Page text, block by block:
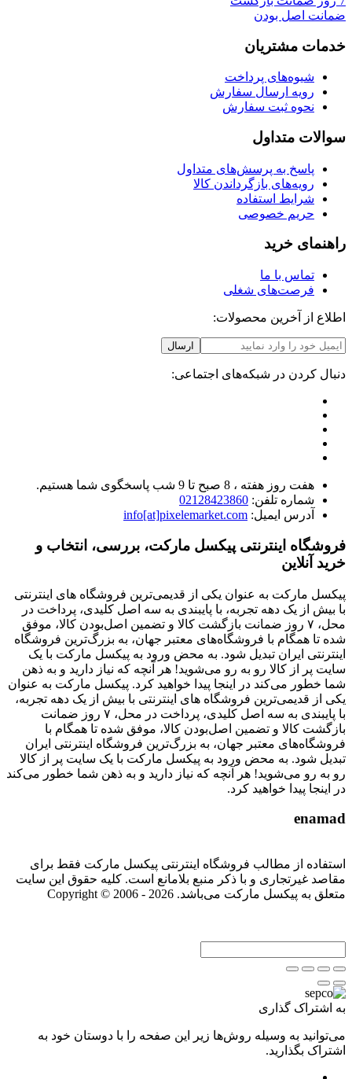
ضمانت اصل بودن
خدمات مشتریان
شیوه‌های پرداخت
رویه ارسال سفارش
نحوه ثبت سفارش
سوالات متداول
پاسخ به پرسش‌های متداول
رویه‌های بازگرداندن کالا
شرایط استفاده
حریم خصوصی
راهنمای خرید
تماس با ما
فرصت‌های شغلی
اطلاع از آخرین محصولات:
ارسال
دنبال کردن در شبکه‌های اجتماعی:
هفت روز هفته ، 8 صبح تا 9 شب پاسخگوی شما هستیم.
شماره تلفن: 02128423860
آدرس ایمیل: info[at]pixelemarket.com
فروشگاه اینترنتی پیکسل مارکت، بررسی، انتخاب و
خرید آنلاین
پیکسل مارکت به عنوان یکی از قدیمی‌ترین فروشگاه های اینترنتی
با بیش از یک دهه تجربه، با پایبندی به سه اصل کلیدی، پرداخت در
محل، ۷ روز ضمانت بازگشت کالا و تضمین اصل‌بودن کالا، موفق
شده تا همگام با فروشگاه‌های معتبر جهان، به بزرگ‌ترین فروشگاه
اینترنتی ایران تبدیل شود. به محض ورود به پیکسل مارکت با یک
سایت پر از کالا رو به رو می‌شوید! هر آنچه که نیاز دارید و به ذهن
شما خطور می‌کند در اینجا پیدا خواهید کرد. پیکسل مارکت به عنوان
یکی از قدیمی‌ترین فروشگاه های اینترنتی با بیش از یک دهه تجربه،
با پایبندی به سه اصل کلیدی، پرداخت در محل، ۷ روز ضمانت
بازگشت کالا و تضمین اصل‌بودن کالا، موفق شده تا همگام با
فروشگاه‌های معتبر جهان، به بزرگ‌ترین فروشگاه اینترنتی ایران
تبدیل شود. به محض ورود به پیکسل مارکت با یک سایت پر از کالا
رو به رو می‌شوید! هر آنچه که نیاز دارید و به ذهن شما خطور می‌کند
در اینجا پیدا خواهید کرد.
enamad
استفاده از مطالب فروشگاه اینترنتی پیکسل مارکت فقط برای
مقاصد غیرتجاری و با ذکر منبع بلامانع است. کلیه حقوق این سایت
متعلق به پیکسل مارکت می‌باشد. Copyright © 2006 - 2026
به اشتراک گذاری
می‌توانید به وسیله روش‌ها زیر این صفحه را با دوستان خود به
اشتراک بگذارید.